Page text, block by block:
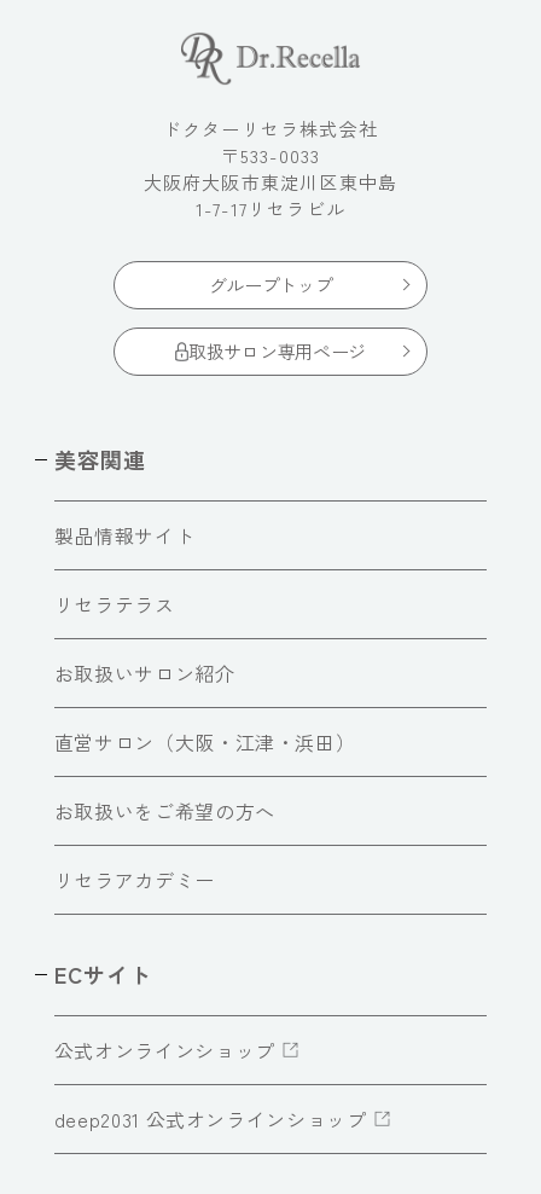
ドクターリセラ株式会社
〒533-0033
大阪府大阪市東淀川区東中島
1-7-17リセラビル
グループトップ
取扱サロン専用ページ
美容関連
製品情報サイト
リセラテラス
お取扱いサロン紹介
直営サロン（大阪・江津・浜田）
お取扱いをご希望の方へ
リセラアカデミー
ECサイト
公式オンラインショップ
deep2031 公式オンラインショップ